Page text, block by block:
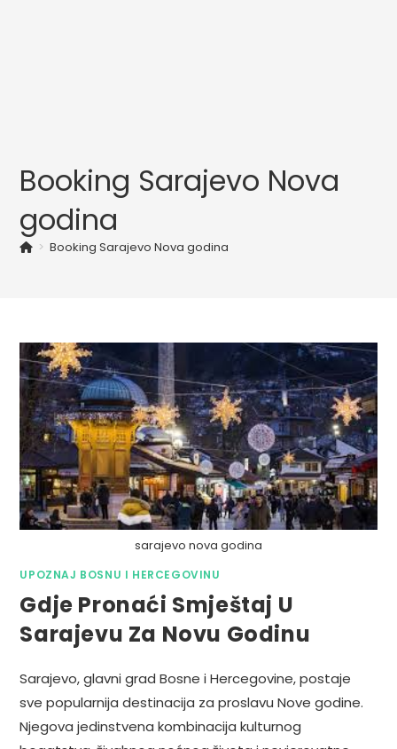
Booking Sarajevo Nova
godina
> Booking Sarajevo Nova godina
sarajevo nova godina
UPOZNAJ BOSNU I HERCEGOVINU
Gdje Pronaći Smještaj U
Sarajevu Za Novu Godinu
Sarajevo, glavni grad Bosne i Hercegovine, postaje
sve popularnija destinacija za proslavu Nove godine.
Njegova jedinstvena kombinacija kulturnog